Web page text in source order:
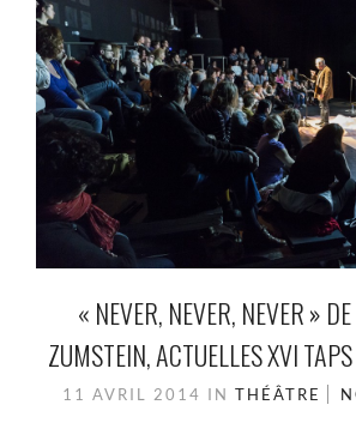
« NEVER, NEVER, NEVER »
ZUMSTEIN, ACTUELLES XVI
11 AVRIL 2014 IN THÉÂTRE